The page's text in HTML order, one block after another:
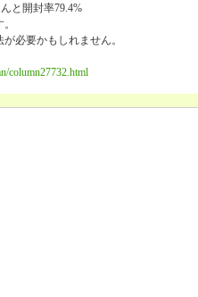
と開封率79.4%
必要かもしれません。
column27732.html